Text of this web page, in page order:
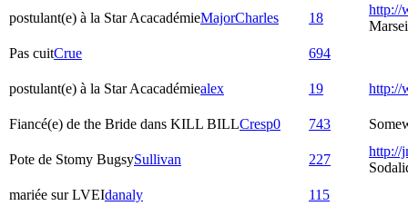
postulant(e) à la Star AcacadémieMajorCharles 18
http://
Pas cuitCrue 694
postulant(e) à la Star Acacadémiealex 19 http://
Fiancé(e) de the Bride dans KILL BILLCresp0 743
Pote de Stomy BugsySullivan 227
http://
mariée sur LVEIdanaly 115